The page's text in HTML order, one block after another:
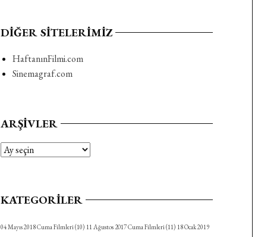
DIĞER SITELERIMIZ
HaftanınFilmi.com
Sinemagraf.com
ARŞIVLER
Arşivler
KATEGORILER
04 Mayıs 2018 Cuma Filmleri(10) 11 Ağustos 2017 Cuma Filmleri(11) 18 Ocak 2019